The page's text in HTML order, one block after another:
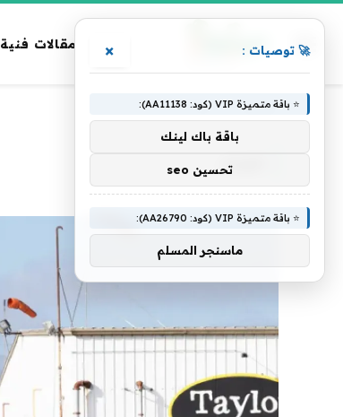
مقالات فنية
الرئيسية » الغذاء
الغذاء
🚀 توصيات : ×
⭐ باقة متميزة VIP (كود: AA11138):
باقة باك لينك
تحسين seo
⭐ باقة متميزة VIP (كود: AA26790):
ماسنجر المسلم